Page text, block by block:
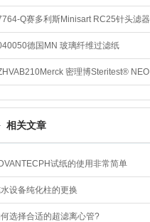
Q赛多利斯Minisart RC25针头滤器
德国MN 玻璃纤维过滤纸
密理博Steritest® NEO
相关文章
试纸的使用非常简单
设备纯化柱的更换
选择合适的超滤离心管?